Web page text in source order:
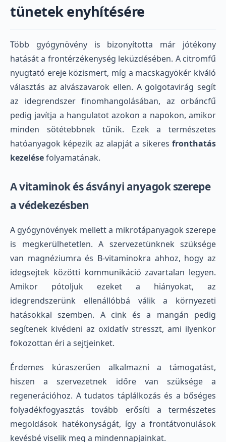
tünetek enyhítésére
Több gyógynövény is bizonyította már jótékony
hatását a frontérzékenység leküzdésében. A citromfű
nyugtató ereje közismert, míg a macskagyökér kiváló
választás az alvászavarok ellen. A golgotavirág segít
az idegrendszer finomhangolásában, az orbáncfű
pedig javítja a hangulatot azokon a napokon, amikor
minden sötétebbnek tűnik. Ezek a természetes
hatóanyagok képezik az alapját a sikeres fronthatás
kezelésefolyamatának.
A vitaminok és ásványi anyagok szerepe
a védekezésben
A gyógynövények mellett a mikrotápanyagok szerepe
is megkerülhetetlen. A szervezetünknek szüksége
van magnéziumra és B-vitaminokra ahhoz, hogy az
idegsejtek közötti kommunikáció zavartalan legyen.
Amikor pótoljuk ezeket a hiányokat, az
idegrendszerünk ellenállóbbá válik a környezeti
hatásokkal szemben. A cink és a mangán pedig
segítenek kivédeni az oxidatív stresszt, ami ilyenkor
fokozottan éri a sejtjeinket.
Érdemes kúraszerűen alkalmazni a támogatást,
hiszen a szervezetnek időre van szüksége a
regenerációhoz. A tudatos táplálkozás és a bőséges
folyadékfogyasztás tovább erősíti a természetes
megoldások hatékonyságát, így a frontátvonulások
kevésbé viselik meg a mindennapjainkat.